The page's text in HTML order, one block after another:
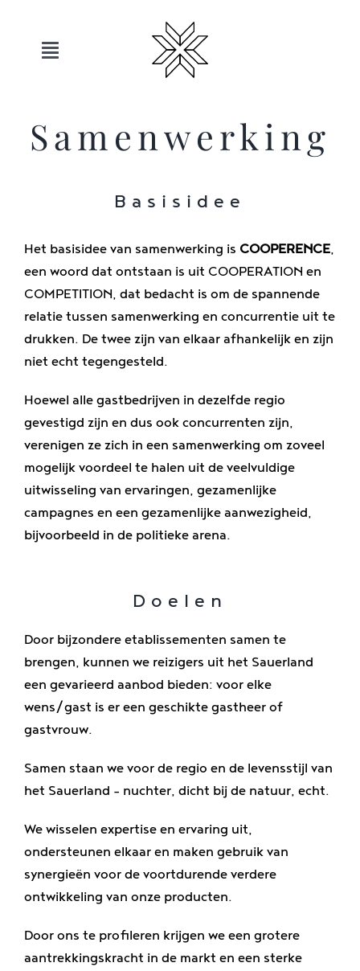
inhoudToggle
Beweging
Ontspanning
Banen
Samenwerking
Basisidee
Het basisidee van samenwerking is COOPERENCE,
een woord dat ontstaan is uit COOPERATION en
COMPETITION, dat bedacht is om de spannende
relatie tussen samenwerking en concurrentie uit te
drukken. De twee zijn van elkaar afhankelijk en zijn
niet echt tegengesteld.
Hoewel alle gastbedrijven in dezelfde regio
gevestigd zijn en dus ook concurrenten zijn,
verenigen ze zich in een samenwerking om zoveel
mogelijk voordeel te halen uit de veelvuldige
uitwisseling van ervaringen, gezamenlijke
campagnes en een gezamenlijke aanwezigheid,
bijvoorbeeld in de politieke arena.
Doelen
Door bijzondere etablissementen samen te
brengen, kunnen we reizigers uit het Sauerland
een gevarieerd aanbod bieden: voor elke
wens/gast is er een geschikte gastheer of
gastvrouw.
Samen staan we voor de regio en de levensstijl van
het Sauerland - nuchter, dicht bij de natuur, echt.
We wisselen expertise en ervaring uit,
ondersteunen elkaar en maken gebruik van
synergieën voor de voortdurende verdere
ontwikkeling van onze producten.
Door ons te profileren krijgen we een grotere
aantrekkingskracht in de markt en een sterke